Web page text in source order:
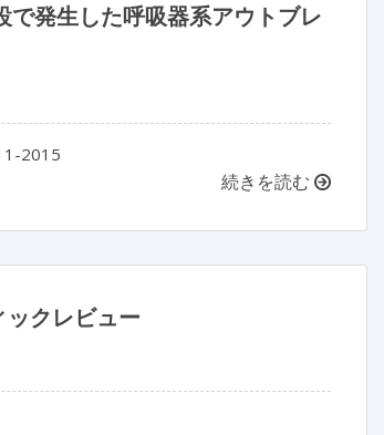
で発生した呼吸器系アウトブレ
2015
続きを読む
クレビュー